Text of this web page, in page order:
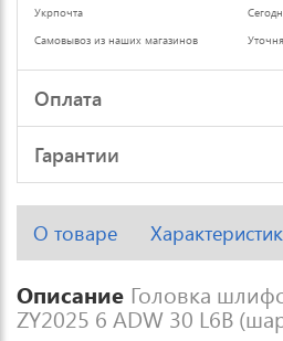
Укрпочта
Самовывоз из наших магазинов
Оплата
Гарантии
О товаре
Описание Головка
ZY2025 6 ADW 30 L6B